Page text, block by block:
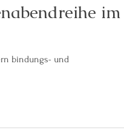
im
bindungs- und